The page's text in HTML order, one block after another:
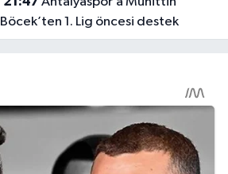
Böcek’ten 1. Lig öncesi destek